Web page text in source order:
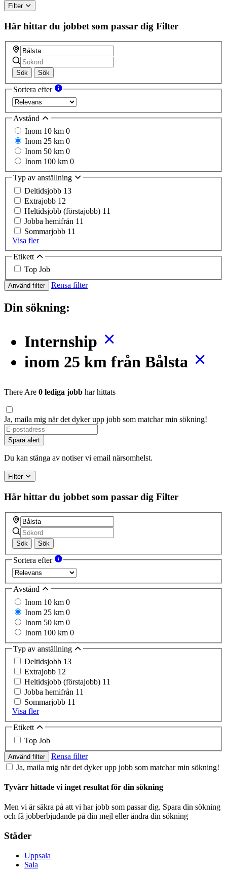
Filter
Här hittar du jobbet som passar dig Filter
Sök Sök
Sortera efter
Avstånd
Inom 10 km 0
Inom 25 km 0
Inom 50 km 0
Inom 100 km 0
Typ av anställning
Deltidsjobb 13
Extrajobb 12
Heltidsjobb (förstajobb) 11
Jobba hemifrån 11
Sommarjobb 11
Visa fler
Etikett
Top Job
Använd filter Rensa filter
Din sökning:
Internship
inom 25 km från Bålsta
There Are 0 lediga jobb har hittats
Ja, maila mig när det dyker upp jobb som matchar min sökning!
Spara alert
Du kan stänga av notiser vi email närsomhelst.
Filter
Här hittar du jobbet som passar dig Filter
Sök Sök
Sortera efter
Avstånd
Inom 10 km 0
Inom 25 km 0
Inom 50 km 0
Inom 100 km 0
Typ av anställning
Deltidsjobb 13
Extrajobb 12
Heltidsjobb (förstajobb) 11
Jobba hemifrån 11
Sommarjobb 11
Visa fler
Etikett
Top Job
Använd filter
Rensa filter
Ja, maila mig när det dyker upp jobb som matchar min sökning!
Tyvärr hittade vi inget resultat för din sökning
Men vi är säkra på att vi har jobb som passar dig. Spara din sökning
och få jobberbjudande på din mejl eller ändra din sökning
Städer
Uppsala
Sala